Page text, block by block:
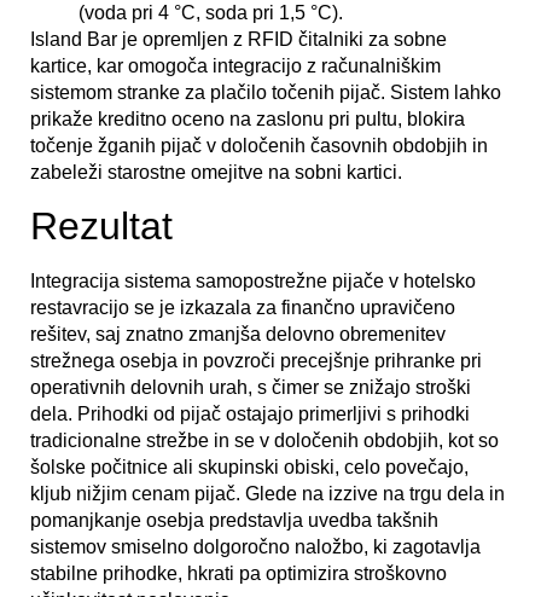
(voda pri 4 °C, soda pri 1,5 °C).
Island Bar je opremljen z RFID čitalniki za sobne
kartice, kar omogoča integracijo z računalniškim
sistemom stranke za plačilo točenih pijač. Sistem lahko
prikaže kreditno oceno na zaslonu pri pultu, blokira
točenje žganih pijač v določenih časovnih obdobjih in
zabeleži starostne omejitve na sobni kartici.
Rezultat
Integracija sistema samopostrežne pijače v hotelsko
restavracijo se je izkazala za finančno upravičeno
rešitev, saj znatno zmanjša delovno obremenitev
strežnega osebja in povzroči precejšnje prihranke pri
operativnih delovnih urah, s čimer se znižajo stroški
dela. Prihodki od pijač ostajajo primerljivi s prihodki
tradicionalne strežbe in se v določenih obdobjih, kot so
šolske počitnice ali skupinski obiski, celo povečajo,
kljub nižjim cenam pijač. Glede na izzive na trgu dela in
pomanjkanje osebja predstavlja uvedba takšnih
sistemov smiselno dolgoročno naložbo, ki zagotavlja
stabilne prihodke, hkrati pa optimizira stroškovno